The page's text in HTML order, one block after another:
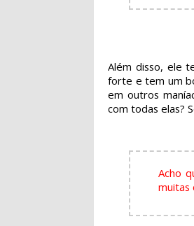
Além disso, ele
forte e tem um
em outros
com todas elas?
Acho
muitas